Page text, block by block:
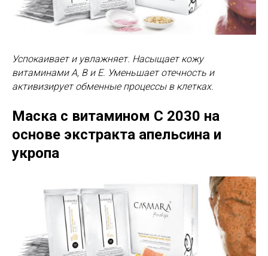
Успокаивает и увлажняет. Насыщает кожу
витаминами А, В и Е. Уменьшает отечность и
активизирует обменные процессы в клетках.
Маска с витамином С 2030 на
основе экстракта апельсина и
укропа